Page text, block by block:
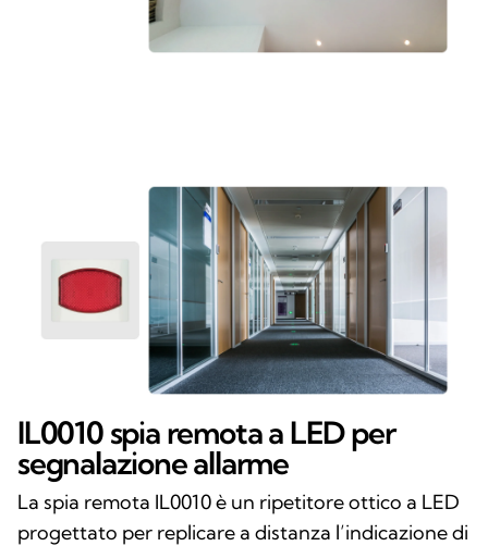
IL0010 spia remota a LED per
segnalazione allarme
La spia remota IL0010 è un ripetitore ottico a LED
progettato per replicare a distanza l’indicazione di